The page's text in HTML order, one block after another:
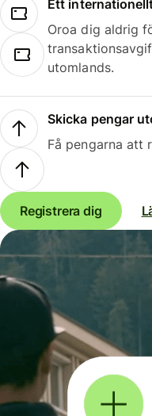
Ett
Oroa dig aldrig
utomlands.
Skicka pengar
Få pengarna att
Registrera dig